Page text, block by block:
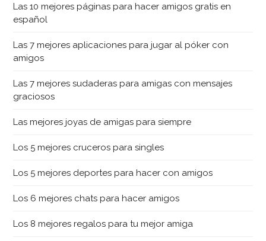
Las 10 mejores páginas para hacer amigos gratis en
español
Las 7 mejores aplicaciones para jugar al póker con
amigos
Las 7 mejores sudaderas para amigas con mensajes
graciosos
Las mejores joyas de amigas para siempre
Los 5 mejores cruceros para singles
Los 5 mejores deportes para hacer con amigos
Los 6 mejores chats para hacer amigos
Los 8 mejores regalos para tu mejor amiga